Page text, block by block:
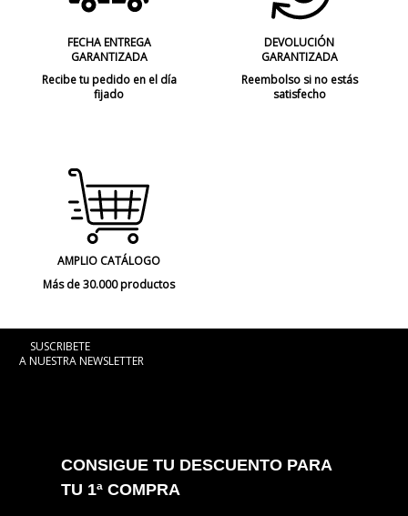
FECHA ENTREGA
GARANTIZADA
Recibe tu pedido en el día
fijado
DEVOLUCIÓN
GARANTIZADA
Reembolso si no estás
satisfecho
AMPLIO CATÁLOGO
Más de 30.000 productos
SUSCRIBETE
A NUESTRA NEWSLETTER